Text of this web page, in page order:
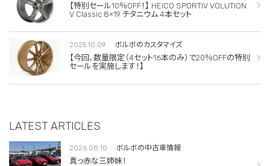
【特別セール10％OFF！】 HEICO SPORTIV VOLUTION
V Classic 8×19 チタニウム 4本セット
2025.10.09 ボルボのカスタマイズ
【今回、数量限定（4セット16本のみ）で20％OFFの特別
セールを実施します！】
LATEST ARTICLES
2026.08.10 ボルボの中古車情報
真っ赤な三姉妹！